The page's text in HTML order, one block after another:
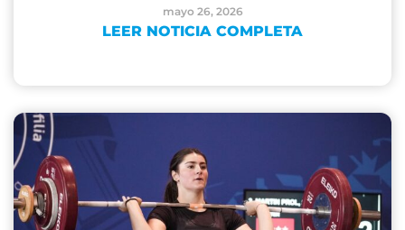
mayo 26, 2026
LEER NOTICIA COMPLETA